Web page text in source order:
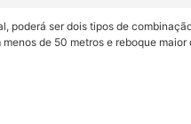
ser dois tipos de
de 50 metros e reboque